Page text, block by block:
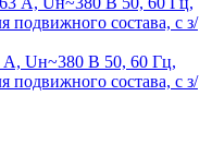
Uн~380 В 50, 60 Гц,
состава, с з/